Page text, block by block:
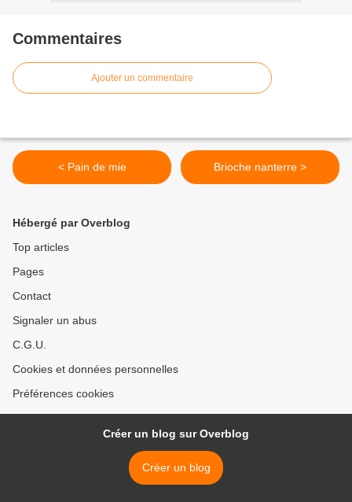
Commentaires
Ajouter un commentaire
< Pain de mie Brioche nanterre >
Hébergé par Overblog
Top articles
Pages
Contact
Signaler un abus
C.G.U.
Cookies et données personnelles
Préférences cookies
Créer un blog sur Overblog
Créer un blog